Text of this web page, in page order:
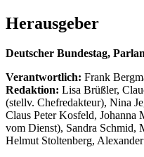
Herausgeber
Deutscher Bundestag,
Verantwortlich: Frank
Redaktion: Lisa Brüßler,
(stellv. Chefredakteur), Nina
Claus Peter Kosfeld, Johanna
vom Dienst), Sandra Schmid,
Helmut Stoltenberg,